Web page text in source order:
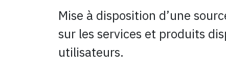
Mise à disposition d’une
sur les services et produits
utilisateurs.